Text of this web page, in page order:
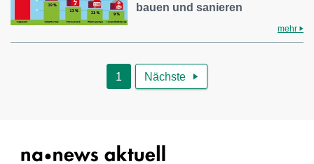
bauen und sanieren
mehr
1 Nächste 